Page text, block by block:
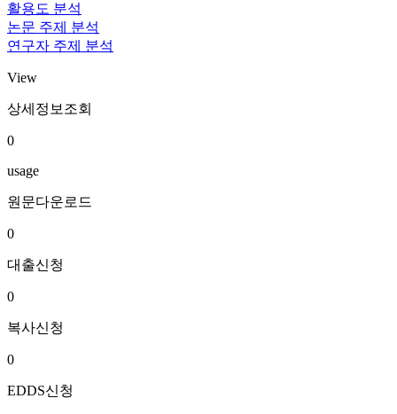
활용도 분석
논문 주제 분석
연구자 주제 분석
View
상세정보조회
0
usage
원문다운로드
0
대출신청
0
복사신청
0
EDDS신청